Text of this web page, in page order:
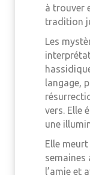
à trouver
tradition
Les
langage,
vers. Elle
une
Elle
semaines
l’amie et